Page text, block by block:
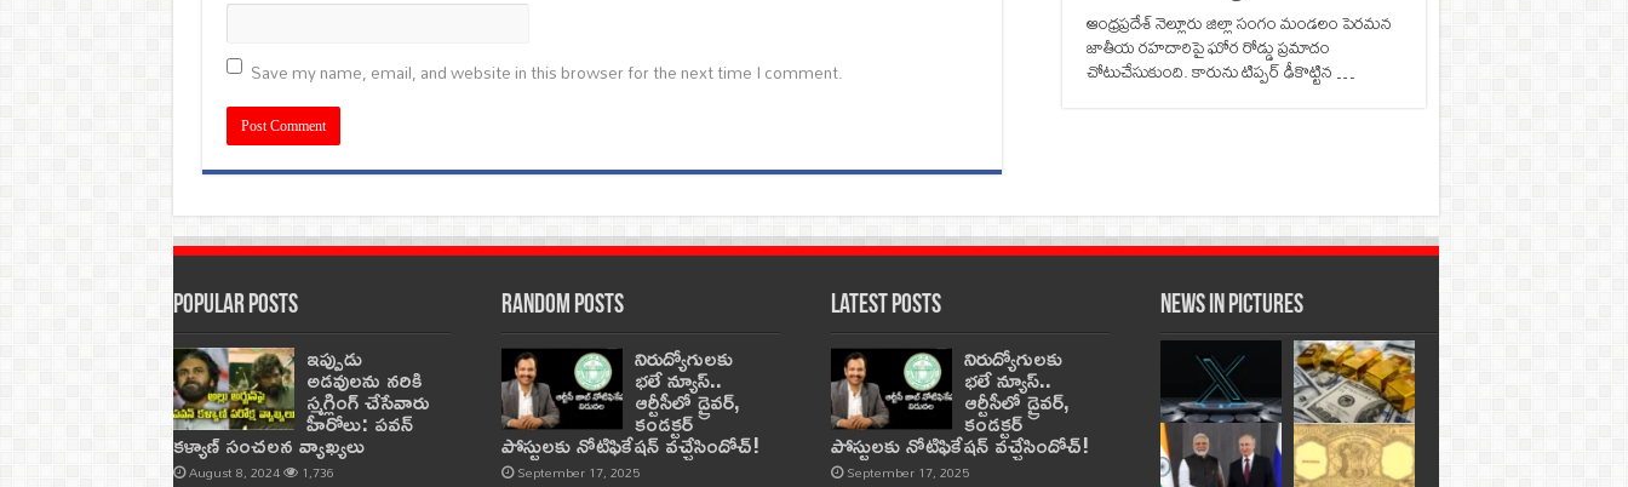
ఆంధ్రప్రదేశ్ నెల్లూరు జిల్లా సంగం మండలం పెరమన
జాతీయ రహదారిపై ఘోర రోడ్డు ప్రమాదం
చోటుచేసుకుంది. కారును టిప్పర్‌ ఢీకొట్టిన …
Save my name, email, and website in this browser for the next time I comment.
Popular Posts
ఇప్పుడు
అడవులను నరికి
స్మగ్లింగ్ చేసేవారు
హీరోలు: పవన్
కళ్యాణ్ సంచలన వ్యాఖ్యలు
August 8, 2024 1,736
Random Posts
నిరుద్యోగులకు
భలే న్యూస్..
ఆర్టీసీలో డ్రైవర్,
కండక్టర్‌
పోస్టులకు నోటిఫికేషన్‌ వచ్చేసిందోచ్‌!
September 17, 2025
Latest Posts
నిరుద్యోగులకు
భలే న్యూస్..
ఆర్టీసీలో డ్రైవర్,
కండక్టర్‌
పోస్టులకు నోటిఫికేషన్‌ వచ్చేసిందోచ్‌!
September 17, 2025
News in Pictures